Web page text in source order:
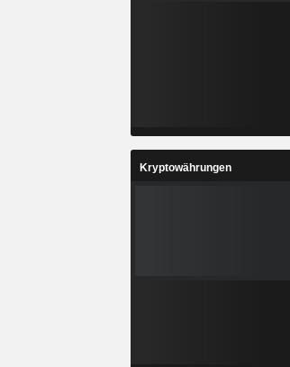
Kryptowährungen